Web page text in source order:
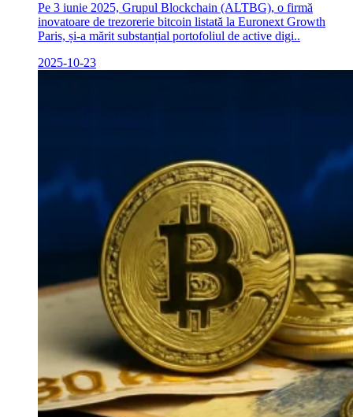
Pe 3 iunie 2025, Grupul Blockchain (ALTBG), o firmă
inovatoare de trezorerie bitcoin listată la Euronext Growth
Paris, și-a mărit substanțial portofoliul de active digi..
2025-10-23